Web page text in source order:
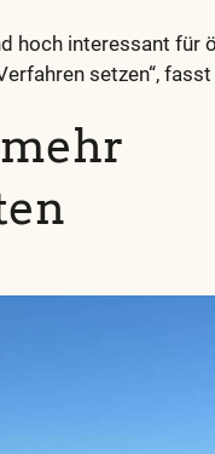
hoch interessant für
setzen“,